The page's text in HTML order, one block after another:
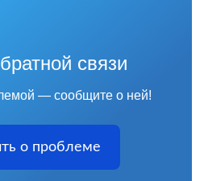
связи
— сообщите о ней!
о проблеме